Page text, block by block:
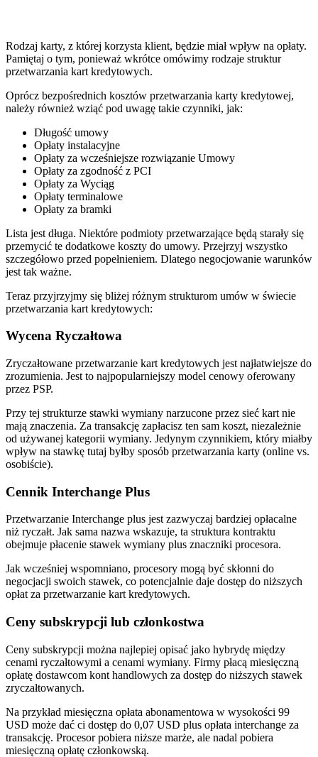
Rodzaj karty, z której korzysta klient, będzie miał wpływ na opłaty.
Pamiętaj o tym, ponieważ wkrótce omówimy rodzaje struktur
przetwarzania kart kredytowych.
Oprócz bezpośrednich kosztów przetwarzania karty kredytowej,
należy również wziąć pod uwagę takie czynniki, jak:
Długość umowy
Opłaty instalacyjne
Opłaty za wcześniejsze rozwiązanie Umowy
Opłaty za zgodność z PCI
Opłaty za Wyciąg
Opłaty terminalowe
Opłaty za bramki
Lista jest długa. Niektóre podmioty przetwarzające będą starały się
przemycić te dodatkowe koszty do umowy. Przejrzyj wszystko
szczegółowo przed popełnieniem. Dlatego negocjowanie warunków
jest tak ważne.
Teraz przyjrzyjmy się bliżej różnym strukturom umów w świecie
przetwarzania kart kredytowych:
Wycena Ryczałtowa
Zryczałtowane przetwarzanie kart kredytowych jest najłatwiejsze do
zrozumienia. Jest to najpopularniejszy model cenowy oferowany
przez PSP.
Przy tej strukturze stawki wymiany narzucone przez sieć kart nie
mają znaczenia. Za transakcję zapłacisz ten sam koszt, niezależnie
od używanej kategorii wymiany. Jedynym czynnikiem, który miałby
wpływ na stawkę tutaj byłby sposób przetwarzania karty (online vs.
osobiście).
Cennik Interchange Plus
Przetwarzanie Interchange plus jest zazwyczaj bardziej opłacalne
niż ryczałt. Jak sama nazwa wskazuje, ta struktura kontraktu
obejmuje płacenie stawek wymiany plus znaczniki procesora.
Jak wcześniej wspomniano, procesory mogą być skłonni do
negocjacji swoich stawek, co potencjalnie daje dostęp do niższych
opłat za przetwarzanie kart kredytowych.
Ceny subskrypcji lub członkostwa
Ceny subskrypcji można najlepiej opisać jako hybrydę między
cenami ryczałtowymi a cenami wymiany. Firmy płacą miesięczną
opłatę dostawcom kont handlowych za dostęp do niższych stawek
zryczałtowanych.
Na przykład miesięczna opłata abonamentowa w wysokości 99
USD może dać ci dostęp do 0,07 USD plus opłata interchange za
transakcję. Procesor pobiera niższe marże, ale nadal pobiera
miesięczną opłatę członkowską.